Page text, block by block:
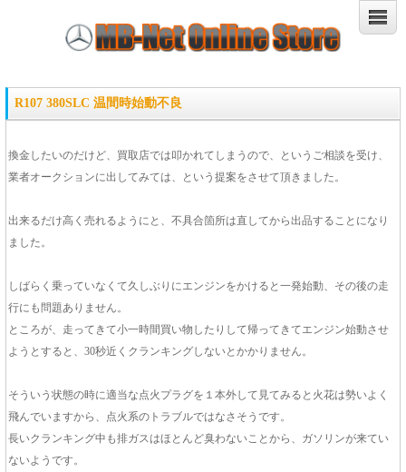
R107 380SLC 温間時始動不良
換金したいのだけど、買取店では叩かれてしまうので、というご相談を受け、
業者オークションに出してみては、という提案をさせて頂きました。
出来るだけ高く売れるようにと、不具合箇所は直してから出品することになり
ました。
しばらく乗っていなくて久しぶりにエンジンをかけると一発始動、その後の走
行にも問題ありません。
ところが、走ってきて小一時間買い物したりして帰ってきてエンジン始動させ
ようとすると、30秒近くクランキングしないとかかりません。
そういう状態の時に適当な点火プラグを１本外して見てみると火花は勢いよく
飛んでいますから、点火系のトラブルではなさそうです。
長いクランキング中も排ガスはほとんど臭わないことから、ガソリンが来てい
ないようです。